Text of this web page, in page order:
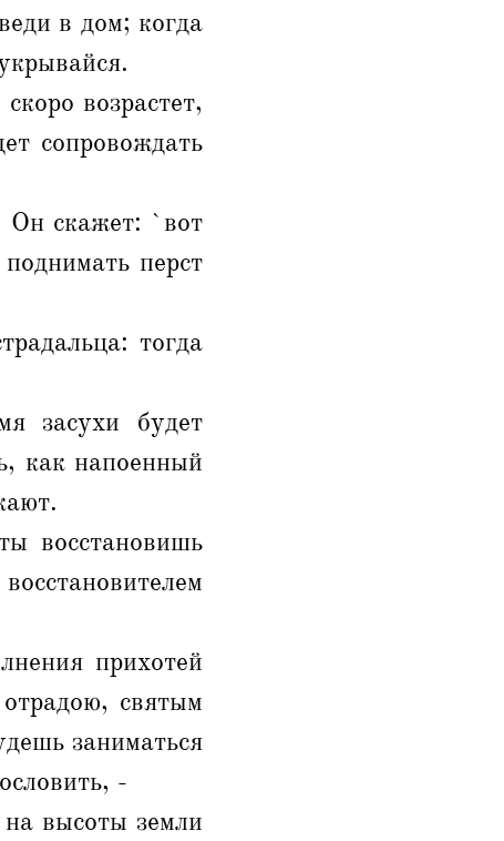
в дом; когда
возрастет,
сопровождать
Он скажет: `вот
перст
тогда
засухи будет
как напоенный
восстановишь
прихотей
святым
заниматься
-
высоты земли